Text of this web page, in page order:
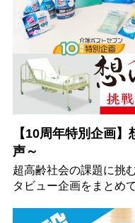
【10周年特別企画
声～
超高齢社会の課題に挑
タビュー企画をまとめ